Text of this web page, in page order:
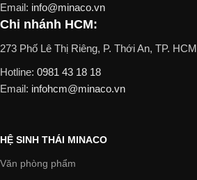
Email: info@minaco.vn
Chi nhánh HCM:
273 Phố Lê Thị Riêng, P. Thới An, TP. HCM
Hotline: 0981 43 18 18
Email: infohcm@minaco.vn
HỆ SINH THÁI MINACO
Văn phòng phẩm